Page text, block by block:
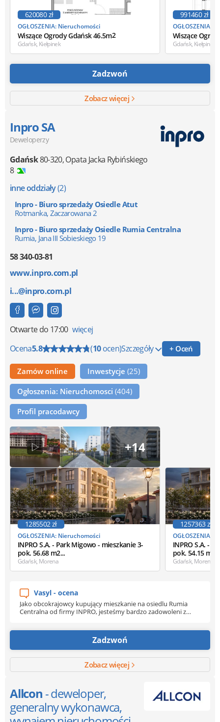
OGŁOSZENIA: Nieruchomości
Wiszące Ogrody Gdańsk 46.5m2
620080 zł
Gdańsk, Kiełpinek
OGŁOSZENIA:
Wiszące
991460 zł
Gdańsk, Kiełpinek
Zadzwoń
Zobacz więcej
Inpro SA
Deweloperzy
Gdańsk80-320,Opata Jacka Rybińskiego
8
inne oddziały(2)
Inpro - Biuro sprzedaży Osiedle Atut
Rotmanka, Zaczarowana 2
Inpro - Biuro sprzedaży Osiedle Rumia Centralna
Rumia, Jana III Sobieskiego 19
58 340-03-81
www.inpro.com.pl
i...@inpro.com.pl
Otwartedo 17:00 więcej
Ocena5.8 (10ocen)Szczegóły + Oceń
Zamów online Inwestycje (25)
Ogłoszenia: Nieruchomosci (404)
Profil pracodawcy
+14
OGŁOSZENIA: Nieruchomości
INPRO S.A. - Park Migowo - mieszkanie 3-
pok. 56.68 m2...
1285502 zł
Gdańsk, Morena
OGŁOSZENIA:
INPRO S.A. -
pok. 54.15 m2...
1257363 zł
Gdańsk, Morena
Vasyl - ocena
Jako obcokrajowcy kupujący mieszkanie na osiedlu Rumia
Centralna od firmy INPRO, jesteśmy bardzo zadowoleni z
podziękowania kierujemy do pani Beaty Filipek Specjalisty ds.
Sprzedaży, za cierpliwość, pomoc i szybkie odpowiadanie na
wszystkie nasze pytania. Dzięki jej zaangażowaniu cały proces
przebiegł sprawnie i bez stresu. Dziękujemy również pani
Magdalenie Reysowskiej Ekspertowi Finansowemu, za
fachową pomoc w kwestiach finansowych oraz jasne
każdemu, kto szuka nowego mieszkania i profesjonalnej
obsługi klienta. Czuliśmy się naprawdę zaopiekowani na
każdym etapie współpracy.
Zadzwoń
Zobacz więcej
Allcon - deweloper,
generalny wykonawca,